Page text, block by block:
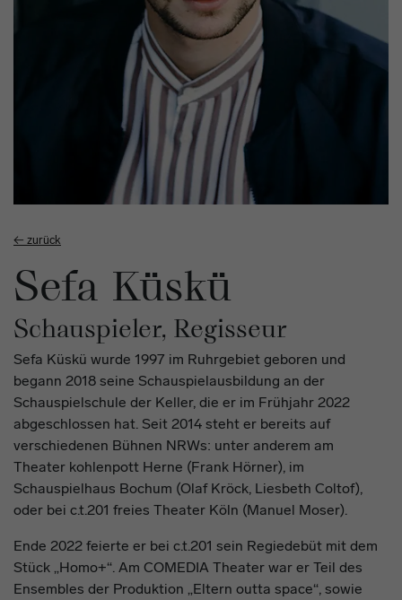
← zurück
Sefa Küskü
Schauspieler, Regisseur
Sefa Küskü wurde 1997 im Ruhrgebiet geboren und
begann 2018 seine Schauspielausbildung an der
Schauspielschule der Keller, die er im Frühjahr 2022
abgeschlossen hat. Seit 2014 steht er bereits auf
verschiedenen Bühnen NRWs: unter anderem am
Theater kohlenpott Herne (Frank Hörner), im
Schauspielhaus Bochum (Olaf Kröck, Liesbeth Coltof),
oder bei c.t.201 freies Theater Köln (Manuel Moser).
Ende 2022 feierte er bei c.t.201 sein Regiedebüt mit dem
Stück „Homo+“. Am COMEDIA Theater war er Teil des
Ensembles der Produktion „Eltern outta space“, sowie